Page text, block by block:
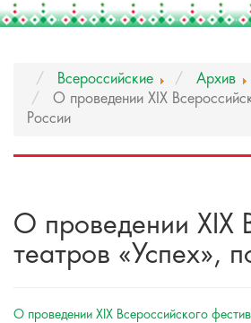
Всероссийские
Архив
О проведении ХIX
России
О проведении ХIX
театров «Успех»,
О проведении ХIX Всероссийского